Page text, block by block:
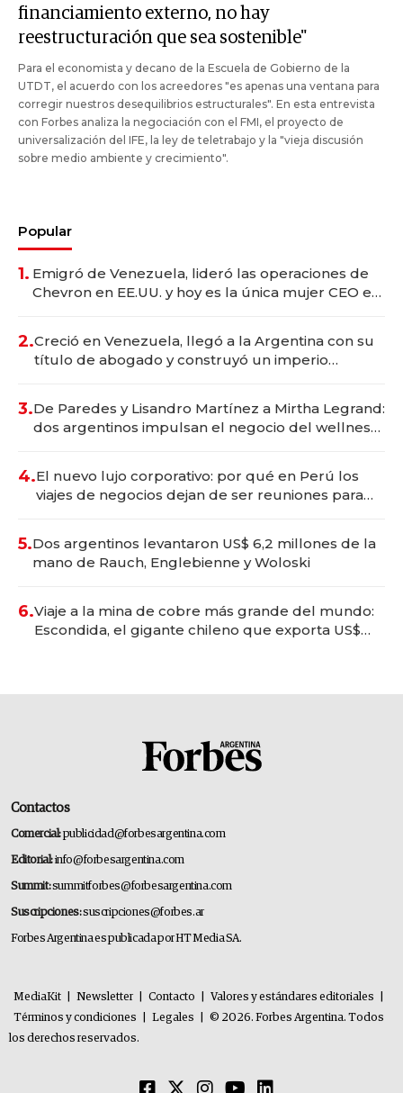
financiamiento externo, no hay
reestructuración que sea sostenible"
Para el economista y decano de la Escuela de Gobierno de la
UTDT, el acuerdo con los acreedores "es apenas una ventana para
corregir nuestros desequilibrios estructurales". En esta entrevista
con Forbes analiza la negociación con el FMI, el proyecto de
universalización del IFE, la ley de teletrabajo y la "vieja discusión
sobre medio ambiente y crecimiento".
Popular
1. Emigró de Venezuela, lideró las operaciones de
Chevron en EE.UU. y hoy es la única mujer CEO en
2.Creció en Venezuela, llegó a la Argentina con su
título de abogado y construyó un imperio
3.De Paredes y Lisandro Martínez a Mirtha Legrand:
dos argentinos impulsan el negocio del wellness
4.El nuevo lujo corporativo: por qué en Perú los
viajes de negocios dejan de ser reuniones para
5.Dos argentinos levantaron US$ 6,2 millones de la
mano de Rauch, Englebienne y Woloski
6.Viaje a la mina de cobre más grande del mundo:
Escondida, el gigante chileno que exporta US$
Contactos
Comercial:publicidad@forbesargentina.com
Editorial:info@forbesargentina.com
Summit:summitforbes@forbesargentina.com
Suscripciones:suscripciones@forbes.ar
Forbes Argentina es publicada por HT Media SA.
MediaKit Newsletter Contacto Valores y estándares editoriales
Términos y condiciones
Legales
© 2026. Forbes Argentina. Todos
los derechos reservados.